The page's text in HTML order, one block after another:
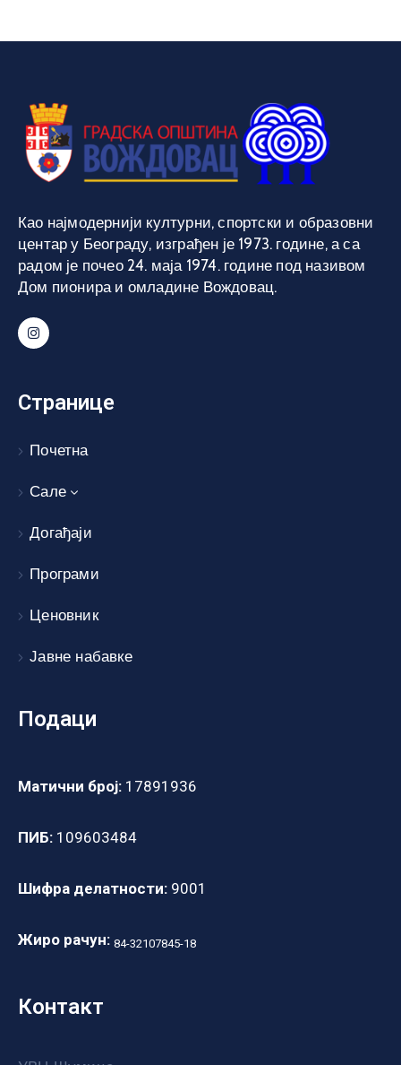
Као најмодернији културни, спортски и образовни
центар у Београду, изграђен је 1973. године, а са
радом је почео 24. маја 1974. године под називом
Дом пионира и омладине Вождовац.
Странице
Почетна
Сале
Догађаји
Програми
Ценовник
Јавне набавке
Подаци
Матични број: 17891936
ПИБ: 109603484
Шифра делатности: 9001
Жиро рачун: 84-32107845-18
Контакт